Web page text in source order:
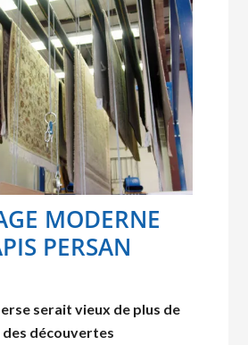
MODERNE
PERSAN
serait vieux de plus de
des découvertes